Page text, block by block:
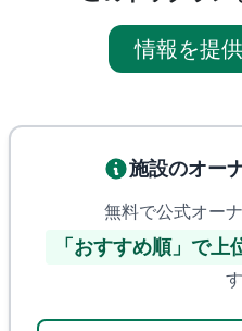
情報を提
施設のオー
無料で公式オー
「おすすめ順」で上
す